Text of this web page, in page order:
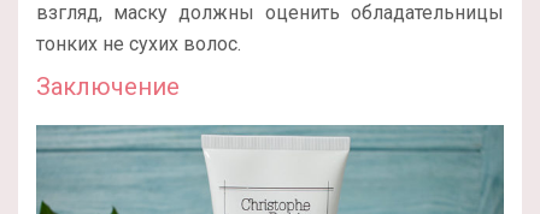
взгляд, маску должны оценить обладательницы
тонких не сухих волос.
Заключение